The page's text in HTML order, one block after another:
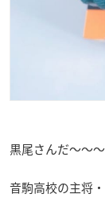
黒尾さんだ〜〜
音駒高校の主将